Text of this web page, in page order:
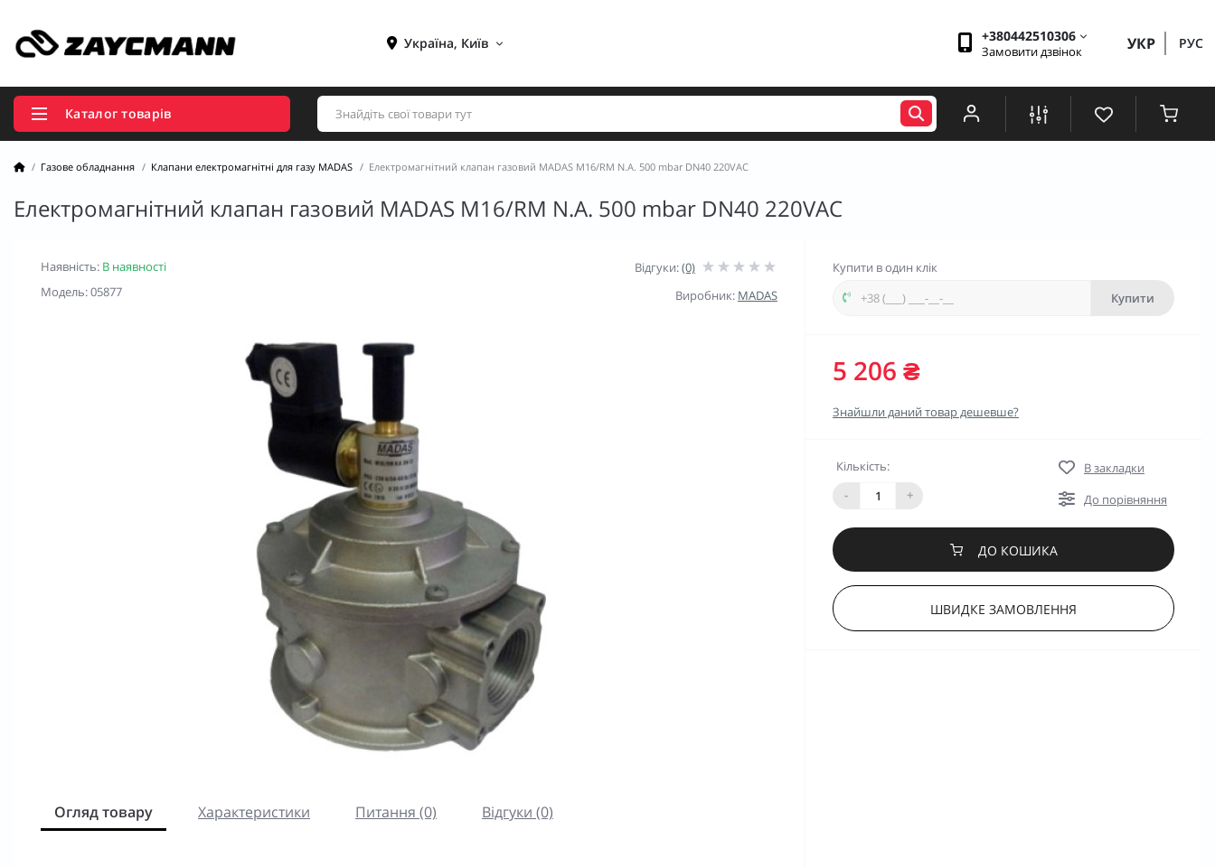
Україна, Київ +380442510306
Замовити дзвінок УКР РУС
Каталог товарів
Газове обладнання Клапани електромагнітні для газу MADAS Електромагнітний клапан газовий MADAS М16/RM N.A. 500 mbar DN40 220VAC
Електромагнітний клапан газовий MADAS М16/RM N.A. 500 mbar DN40 220VAC
Наявність: В наявності
Модель: 05877
Відгуки:(0)
Виробник: MADAS
Огляд товару Характеристики Питання (0) Відгуки (0)
Купити в один клік
Купити
5 206 ₴
Знайшли даний товар дешевше?
Кількість:
-
+
В закладки
До порівняння
ДО КОШИКА
ШВИДКЕ ЗАМОВЛЕННЯ